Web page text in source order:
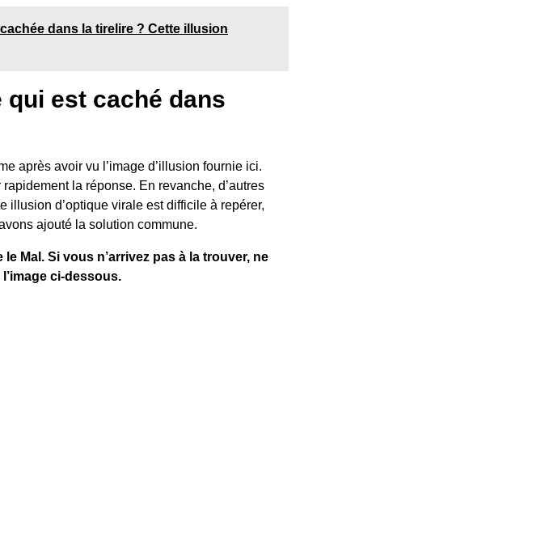
dans la tirelire ? Cette illusion
est caché dans
après avoir vu l’image d’illusion fournie ici.
la réponse. En revanche, d’autres
illusion d’optique virale est difficile à repérer,
ajouté la solution commune.
Mal. Si vous n’arrivez pas à la trouver, ne
ci-dessous.